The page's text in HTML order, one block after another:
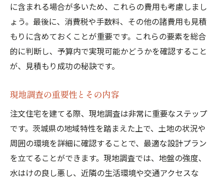
見積もり後のプロセスと次のステップ
茨城県で注文住宅見積もりを依頼する際の注意
点
見積もり依頼書の作成と確認ポイント
契約前に確認すべき法的事項
施工会社の信頼性評価方法
見積もりに対する質問リストの作成
トラブルを回避するための事前準備
に含まれる場合が多いため、これらの費用も考慮しまし
ょう。最後に、消費税や手数料、その他の諸費用も見積
もりに含めておくことが重要です。これらの要素を総合
的に判断し、予算内で実現可能かどうかを確認すること
が、見積もり成功の秘訣です。
現地調査の重要性とその内容
注文住宅を建てる際、現地調査は非常に重要なステップ
です。茨城県の地域特性を踏まえた上で、土地の状況や
周囲の環境を詳細に確認することで、最適な設計プラン
を立てることができます。現地調査では、地盤の強度、
水はけの良し悪し、近隣の生活環境や交通アクセスな